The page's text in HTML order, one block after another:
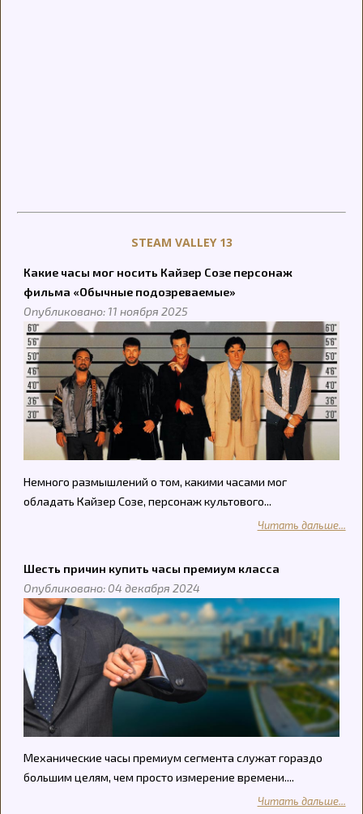
STEAM VALLEY 13
Какие часы мог носить Кайзер Созе персонаж
фильма «Обычные подозреваемые»
Опубликовано: 11 ноября 2025
Немного размышлений о том, какими часами мог
обладать Кайзер Созе, персонаж культового...
Читать дальше...
Шесть причин купить часы премиум класса
Опубликовано: 04 декабря 2024
Механические часы премиум сегмента служат гораздо
большим целям, чем просто измерение времени....
Читать дальше...